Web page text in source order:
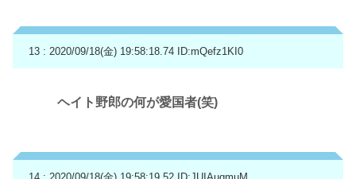
13 : 2020/09/18(金) 19:58:18.74 ID:mQefz1KI0
ヘイト野郎の何が愛国者(笑)